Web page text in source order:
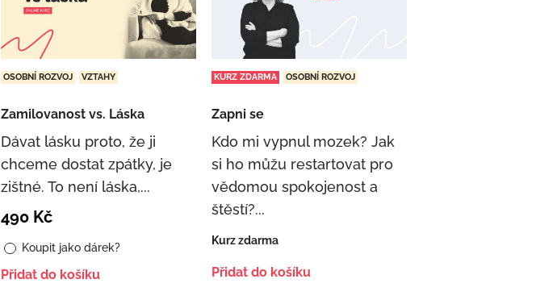
OSOBNÍ ROZVOJ VZTAHY
Zamilovanost vs. Láska
Dávat lásku proto, že ji
chceme dostat zpátky, je
zištné. To není láska,...
490 Kč
Koupit jako dárek?
Přidat do košíku
KURZ ZDARMA OSOBNÍ ROZVOJ
Zapni se
Kdo mi vypnul mozek? Jak
si ho můžu restartovat pro
vědomou spokojenost a
štěstí?...
Kurz zdarma
Přidat do košíku